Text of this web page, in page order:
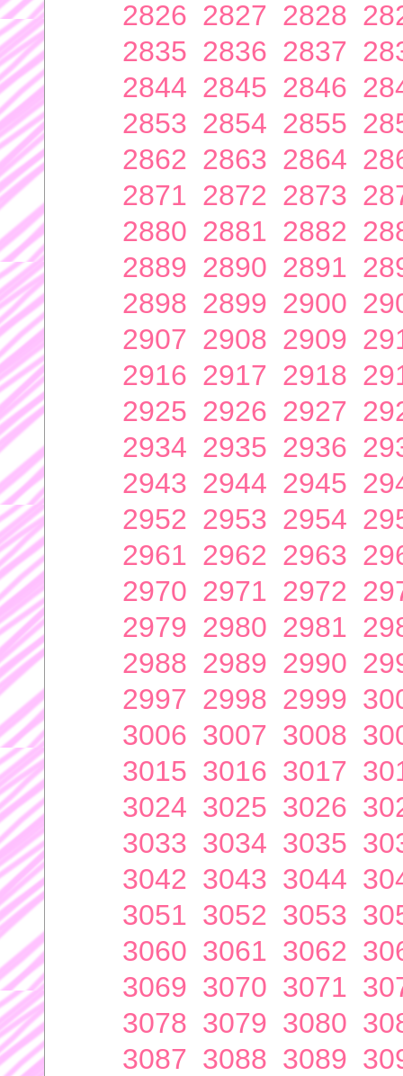
2826 2827 2828
2835 2836 2837
2844 2845 2846
2853 2854 2855
2862 2863 2864
2871 2872 2873
2880 2881 2882
2889 2890 2891
2898 2899 2900
2907 2908 2909
2916 2917 2918
2925 2926 2927
2934 2935 2936
2943 2944 2945
2952 2953 2954
2961 2962 2963
2970 2971 2972
2979 2980 2981
2988 2989 2990
2997 2998 2999
3006 3007 3008
3015 3016 3017
3024 3025 3026
3033 3034 3035
3042 3043 3044
3051 3052 3053
3060 3061 3062
3069 3070 3071
3078 3079 3080
3087 3088 3089